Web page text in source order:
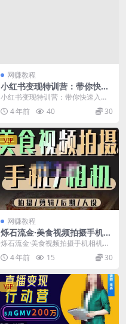
网赚教程
小红书变现特训营：带你快速
入局小红书，从0到1月入过万
小红书变现特训营：带你快速入局
小红书，从0到1月入过万 课程目
录： 1-【开营典...
4 年前 40 30
VIP
网赚教程
烁石流金·美食视频拍摄手机相
机，拍摄剪辑后期人设，价值
1280元
烁石流金·美食视频拍摄手机相机，
拍摄剪辑后期人设，价值1280元 课
程介绍： 课...
4 年前 15 30
VIP